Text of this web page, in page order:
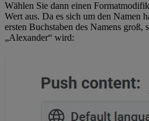
Wählen Sie dann einen
Wert aus. Da es sich um den Namen
ersten Buchstaben des Namens groß,
„Alexander“ wird: